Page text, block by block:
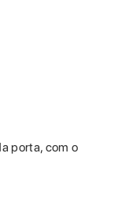
porta, com o